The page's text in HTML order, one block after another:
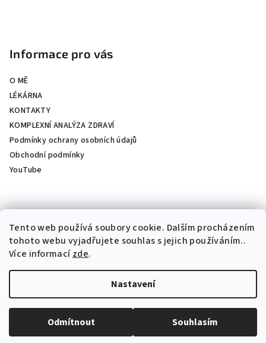
Tento web používá soubory cookie. Dalším procházením
tohoto webu vyjadřujete souhlas s jejich používáním..
Více informacízde.
Nastavení
Odmítnout Souhlasím
Informace pro vás
O MĚ
LÉKÁRNA
KONTAKTY
KOMPLEXNÍ ANALÝZA ZDRAVÍ
Podmínky ochrany osobních údajů
Obchodní podmínky
YouTube
Přijímáme online platby
nastavení cookies
Vytvořil Shoptet